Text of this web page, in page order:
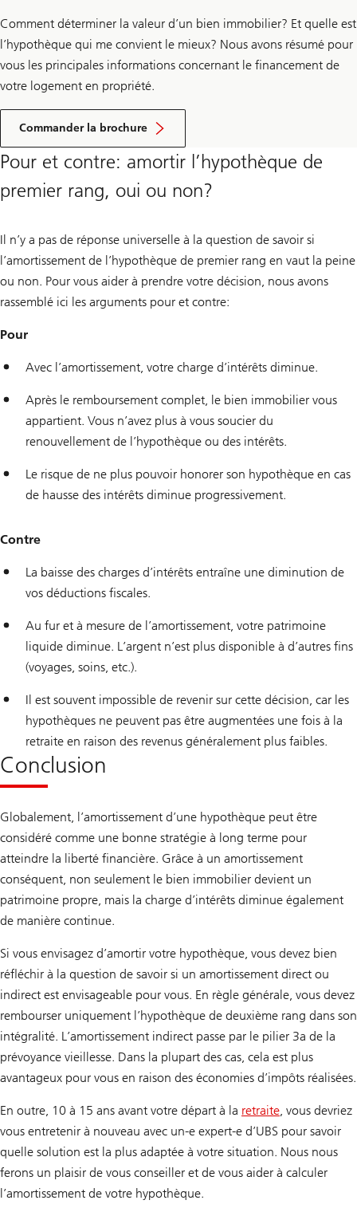
Comment déterminer la valeur d’un bien immobilier? Et quelle est
l’hypothèque qui me convient le mieux? Nous avons résumé pour
vous les principales informations concernant le financement de
votre logement en propriété.
Commander la brochure
b
.
-
a
i
a
n
e
e
Pour et contre: amortir l’hypothèque de
premier rang, oui ou non?
Il n’y a pas de réponse universelle à la question de savoir si
l’amortissement de l’hypothèque de premier rang en vaut la peine
ou non. Pour vous aider à prendre votre décision, nous avons
rassemblé ici les arguments pour et contre:
Pour
Avec l’amortissement, votre charge d’intérêts diminue.
Après le remboursement complet, le bien immobilier vous
appartient. Vous n’avez plus à vous soucier du
renouvellement de l’hypothèque ou des intérêts.
Le risque de ne plus pouvoir honorer son hypothèque en cas
de hausse des intérêts diminue progressivement.
Contre
La baisse des charges d’intérêts entraîne une diminution de
vos déductions fiscales.
Au fur et à mesure de l’amortissement, votre patrimoine
liquide diminue. L’argent n’est plus disponible à d’autres fins
(voyages, soins, etc.).
Il est souvent impossible de revenir sur cette décision, car les
hypothèques ne peuvent pas être augmentées une fois à la
retraite en raison des revenus généralement plus faibles.
Conclusion
Globalement, l’amortissement d’une hypothèque peut être
considéré comme une bonne stratégie à long terme pour
atteindre la liberté financière. Grâce à un amortissement
conséquent, non seulement le bien immobilier devient un
patrimoine propre, mais la charge d’intérêts diminue également
de manière continue.
Si vous envisagez d’amortir votre hypothèque, vous devez bien
réfléchir à la question de savoir si un amortissement direct ou
indirect est envisageable pour vous. En règle générale, vous devez
rembourser uniquement l’hypothèque de deuxième rang dans son
intégralité. L’amortissement indirect passe par le pilier 3a de la
prévoyance vieillesse. Dans la plupart des cas, cela est plus
avantageux pour vous en raison des économies d’impôts réalisées.
En outre, 10 à 15 ans avant votre départ à la retraite , vous devriez
vous entretenir à nouveau avec un-e expert-e d’UBS pour savoir
quelle solution est la plus adaptée à votre situation. Nous nous
ferons un plaisir de vous conseiller et de vous aider à calculer
l’amortissement de votre hypothèque.